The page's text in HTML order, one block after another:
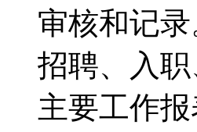
审核和记
招聘、入
主要工作